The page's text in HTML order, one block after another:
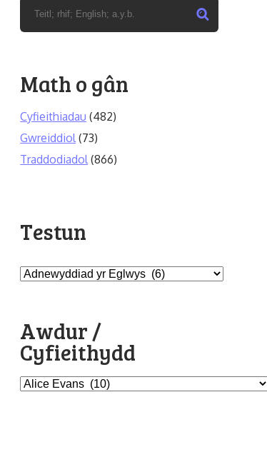
Math o gân
Cyfieithiadau (482)
Gwreiddiol (73)
Traddodiadol (866)
Testun
Awdur /
Cyfieithydd